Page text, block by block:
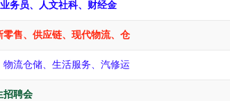
务员、人文社科、财经金
售、供应链、现代物流、仓
流仓储、生活服务、汽修运
招聘会